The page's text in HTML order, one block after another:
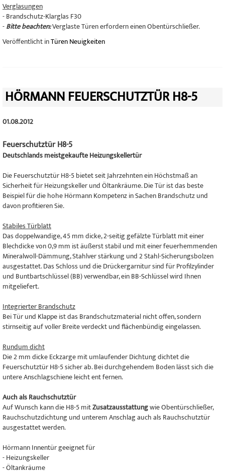
Verglasungen
- Brandschutz-Klarglas F30
-Bitte beachten:Verglaste Türen erfordern einen Obentürschließer.
Veröffentlicht inTüren Neuigkeiten
HÖRMANN FEUERSCHUTZTÜR H8-5
01.08.2012
Feuerschutztür H8-5
Deutschlands meistgekaufte Heizungskellertür
Die Feuerschutztür H8-5 bietet seit Jahrzehnten ein Höchstmaß an
Sicherheit für Heizungskeller und Öltankräume. Die Tür ist das beste
Beispiel für die hohe Hörmann Kompetenz in Sachen Brandschutz und
davon profitieren Sie.
Stabiles Türblatt
Das doppelwandige, 45 mm dicke, 2-seitig gefälzte Türblatt mit einer
Blechdicke von 0,9 mm ist äußerst stabil und mit einer feuerhemmenden
Mineralwoll-Dämmung, Stahlver stärkung und 2 Stahl-Sicherungsbolzen
ausgestattet. Das Schloss und die Drückergarnitur sind für Profilzylinder
und Buntbartschlüssel (BB) verwendbar, ein BB-Schlüssel wird Ihnen
mitgeliefert.
Integrierter Brandschutz
Bei Tür und Klappe ist das Brandschutzmaterial nicht offen, sondern
stirnseitig auf voller Breite verdeckt und flächenbündig eingelassen.
Rundum dicht
Die 2 mm dicke Eckzarge mit umlaufender Dichtung dichtet die
Feuerschutztür H8-5 sicher ab. Bei durchgehendem Boden lässt sich die
untere Anschlagschiene leicht ent fernen.
Auch als Rauchschutztür
Auf Wunsch kann die H8-5 mitZusatzausstattungwie Obentürschließer,
Rauchschutzdichtung und unterem Anschlag auch als Rauchschutztür
ausgestattet werden.
Hörmann Innentür geeignet für
- Heizungskeller
- Öltankräume